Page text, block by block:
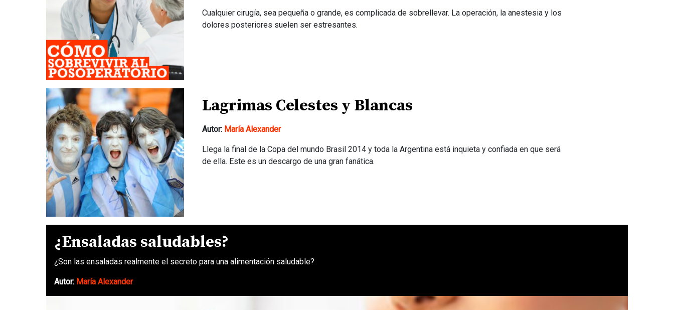
Cualquier cirugía, sea pequeña o grande, es complicada de sobrellevar. La operación, la anestesia y los
dolores posteriores suelen ser estresantes.
Lagrimas Celestes y Blancas
Autor: María Alexander
Llega la final de la Copa del mundo Brasil 2014 y toda la Argentina está inquieta y confiada en que será
de ella. Este es un descargo de una gran fanática.
¿Ensaladas saludables?
¿Son las ensaladas realmente el secreto para una alimentación saludable?
Autor: María Alexander